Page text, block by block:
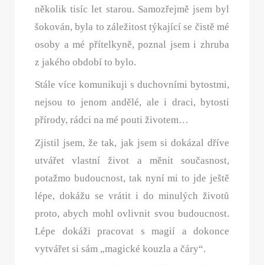
několik tisíc let starou. Samozřejmě jsem byl
šokován, byla to záležitost týkající se čistě mé
osoby a mé přítelkyně, poznal jsem i zhruba
z jakého období to bylo.
Stále více komunikuji s duchovními bytostmi,
nejsou to jenom andělé, ale i draci, bytosti
přírody, rádci na mé pouti životem…
Zjistil jsem, že tak, jak jsem si dokázal dříve
utvářet vlastní život a měnit současnost,
potažmo budoucnost, tak nyní mi to jde ještě
lépe, dokážu se vrátit i do minulých životů
proto, abych mohl ovlivnit svou budoucnost.
Lépe dokáži pracovat s magií a dokonce
vytvářet si sám „magické kouzla a čáry“.